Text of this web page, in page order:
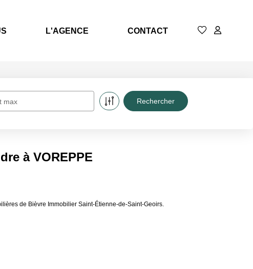
L'AGENCE CONTACT
max
à VOREPPE
de Bièvre Immobilier Saint-Étienne-de-Saint-Geoirs.